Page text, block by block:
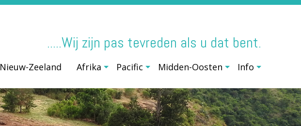
.....Wij zijn pas tevreden als u dat bent.
Nieuw-Zeeland Afrika Pacific Midden-Oosten Info